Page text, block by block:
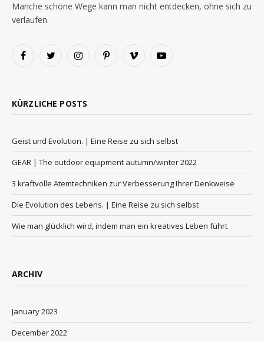
Manche schöne Wege kann man nicht entdecken, ohne sich zu
verlaufen.
FacebookTwitter InstagramPinterestVimeo YouTube
KÜRZLICHE POSTS
Geist und Evolution. | Eine Reise zu sich selbst
GEAR | The outdoor equipment autumn/winter 2022
3 kraftvolle Atemtechniken zur Verbesserung Ihrer Denkweise
Die Evolution des Lebens. | Eine Reise zu sich selbst
Wie man glücklich wird, indem man ein kreatives Leben führt
ARCHIV
January 2023
December 2022